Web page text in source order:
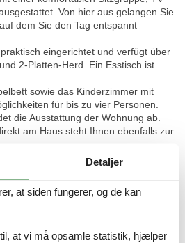
Von hier aus gelangen Sie
dem Sie den Tag entspannt
eingerichtet und verfügt über
2-Platten-Herd. Ein Esstisch ist
sowie das Kinderzimmer mit
für bis zu vier Personen.
die Ausstattung der Wohnung ab.
am Haus steht Ihnen ebenfalls zur
55 m²)
Detaljer
at siden fungerer, og de kan
at vi må opsamle statistik, hjælper